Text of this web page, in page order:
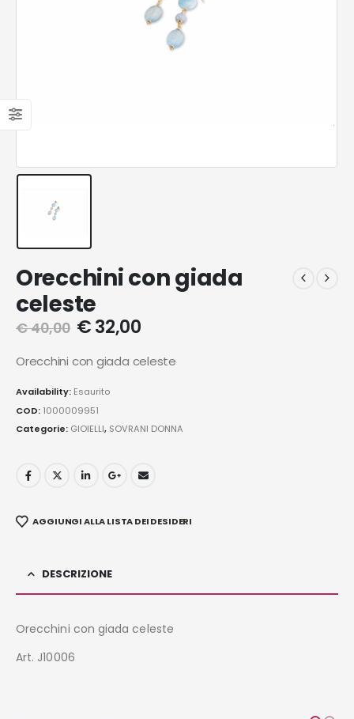
Orecchini con giada
celeste
€40,00 €32,00
Orecchini con giada celeste
Availability: Esaurito
COD: 1000009951
Categorie: GIOIELLI, SOVRANI DONNA
AGGIUNGI ALLA LISTA DEI DESIDERI
DESCRIZIONE
Orecchini con giada celeste
Art. J10006